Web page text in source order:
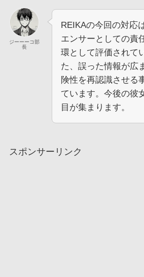
ジーーーコ部
長
REIKAの今回の対応
エンサーとしての責
環として評価されて
た、誤った情報が広
険性を再認識させる
ています。今後の彼
目が集まります。
スポンサーリンク